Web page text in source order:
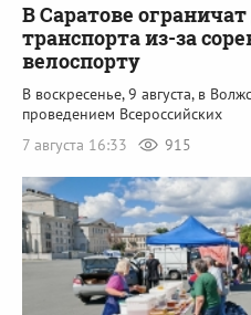
В Саратове
транспорта из-за
велоспорту
В воскресенье, 9 августа, в
проведением Всероссийских
7 августа 16:33
915